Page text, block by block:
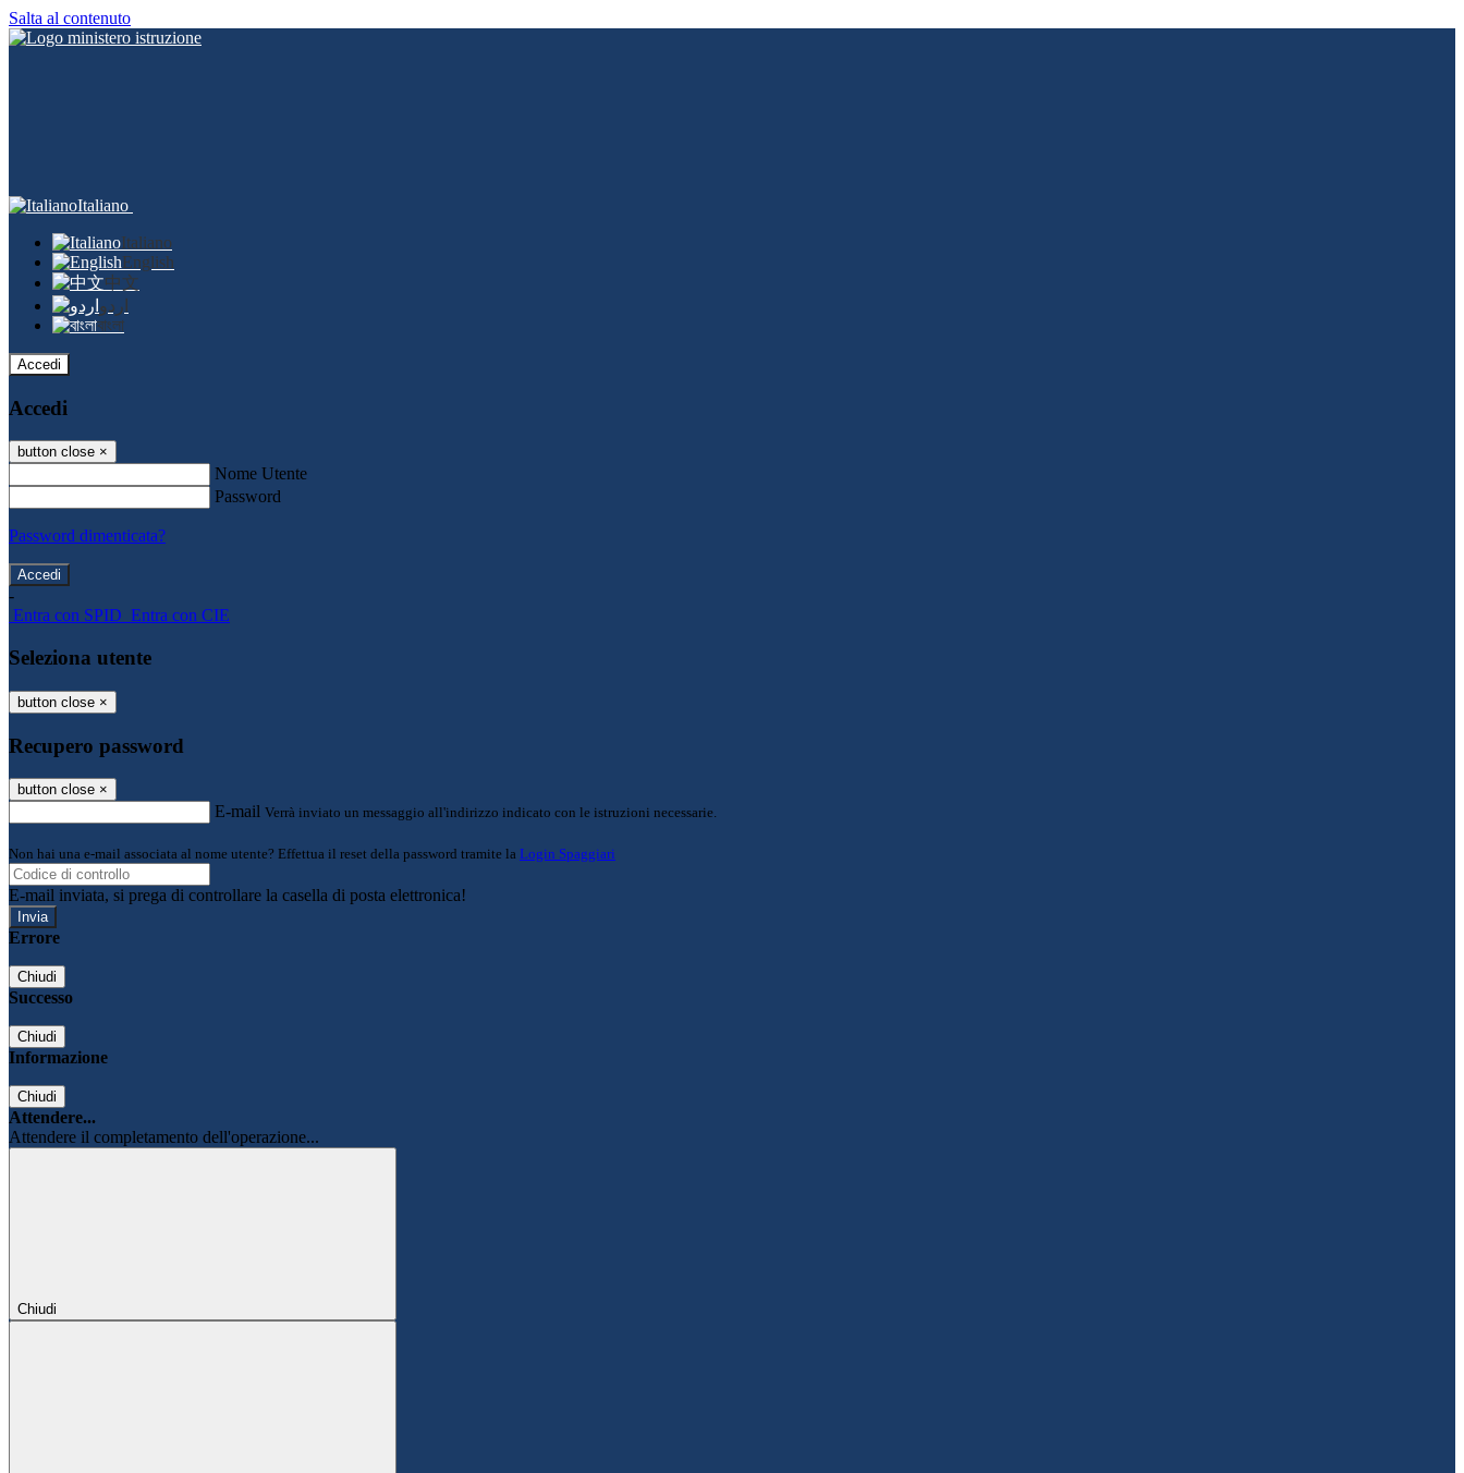
Salta al contenuto
Italiano
Italiano
English
中文
اردو
বাংলা
Accedi
Accedi
button close ×
Nome Utente
Password
Password dimenticata?
-
Entra con SPID Entra con CIE
Seleziona utente
button close ×
Recupero password
button close ×
E-mail Verrà inviato un messaggio all'indirizzo indicato con le istruzioni necessarie.
Non hai una e-mail associata al nome utente? Effettua il reset della password tramite la Login Spaggiari
E-mail inviata, si prega di controllare la casella di posta elettronica!
Errore
Chiudi
Successo
Chiudi
Informazione
Chiudi
Attendere...
Attendere il completamento dell'operazione...
Chiudi